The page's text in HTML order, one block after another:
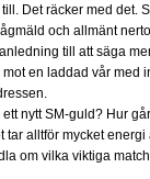
Det räcker med det.
och allmänt
till att säga
en laddad vår
nytt SM-guld? Hur
tar alltför mycket
om vilka viktiga